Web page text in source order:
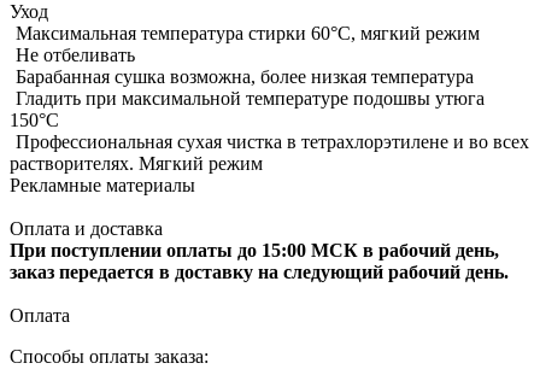
Уход
Максимальная температура стирки 60°C, мягкий режим
Не отбеливать
Барабанная сушка возможна, более низкая температура
Гладить при максимальной температуре подошвы утюга
150°С
Профессиональная сухая чистка в тетрахлорэтилене и во всех
растворителях. Мягкий режим
Рекламные материалы
Оплата и доставка
При поступлении оплаты до 15:00 МСК в рабочий день,
заказ передается в доставку на следующий рабочий день.
Оплата
Способы оплаты заказа: